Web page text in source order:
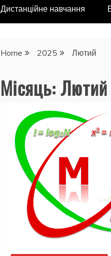
Дистанційне навчання
Home 2025 Лютий
Місяць: